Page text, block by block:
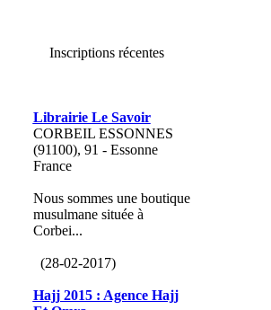
Inscriptions récentes
Librairie Le Savoir
CORBEIL ESSONNES
(91100), 91 - Essonne
France
Nous sommes une boutique
musulmane située à
Corbei...
(28-02-2017)
Hajj 2015 : Agence Hajj